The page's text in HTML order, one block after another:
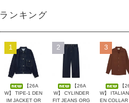
ランキング
1
【26A
W】 TIPE-1 DEN
IM JACKET OR
2
【26A
W】 CYLINDER
FIT JEANS ORG
3
【
W】
EN COLLAR